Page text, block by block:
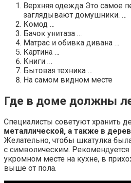
Верхняя одежда Это самое
заглядывают домушники. …
Комод …
Бачок унитаза …
Матрас и обивка дивана …
Картина …
Книги …
Бытовая техника …
На самом видном месте
Где в доме должны
Специалисты советуют хранить
металлической, а также в
Желательно, чтобы шкатулка
с символическим. Рекомендуется
укромном месте на кухне, в
выше от пола.